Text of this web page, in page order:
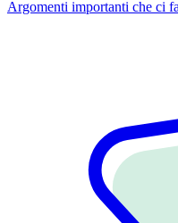
Argomenti importanti che ci